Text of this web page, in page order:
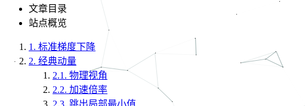
文章目录
站点概览
1. 标准梯度下降
2. 经典动量
2.1. 物理视角
2.2. 加速倍率
2.3. 跳出局部最小值